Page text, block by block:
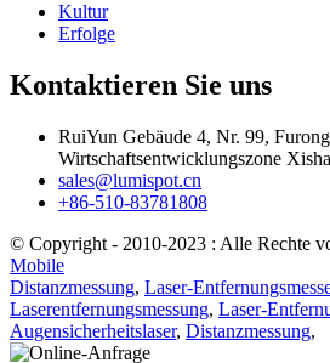
Kultur
Erfolge
Kontaktieren Sie uns
RuiYun Gebäude 4, Nr. 99,
Wirtschaftsentwicklungszone
sales@lumispot.cn
+86-510-83781808
© Copyright - 2010-2023 : Alle Rechte
Mobile
Distanzmessung, Laser-
Laserentfernungsmessung, Laser-
Augensicherheitslaser, Distanzmessung,